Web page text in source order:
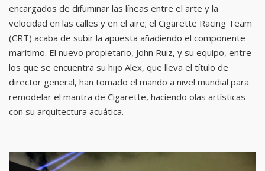
encargados de difuminar las líneas entre el arte y la
velocidad en las calles y en el aire; el Cigarette Racing Team
(CRT) acaba de subir la apuesta añadiendo el componente
marítimo. El nuevo propietario, John Ruiz, y su equipo, entre
los que se encuentra su hijo Alex, que lleva el título de
director general, han tomado el mando a nivel mundial para
remodelar el mantra de Cigarette, haciendo olas artísticas
con su arquitectura acuática.